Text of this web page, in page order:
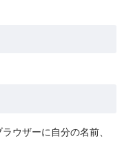
ウザーに自分の名前、